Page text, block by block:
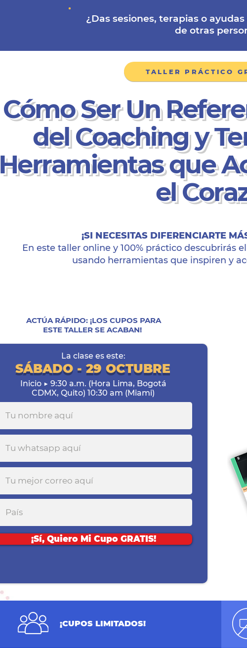
¿Das sesiones, terapias o
de otras
TALLER PRÁCTICO
Cómo Ser Un
del Coaching y
Herramientas que
el
¡SI NECESITAS DIFERENCIARTE
En este taller online y 100% práctico descubrirás
usando herramientas que inspiren y
ACTÚA RÁPIDO: ¡LOS CUPOS PARA
ESTE TALLER SE ACABAN!
La clase es este:
SÁBADO - 29 OCTUBRE
Inicio ▶ 9:30 a.m. (Hora Lima, Bogotá
CDMX, Quito) 10:30 am (Miami)
¡Sí, Quiero Mi Cupo GRATIS!
¡CUPOS LIMITADOS!